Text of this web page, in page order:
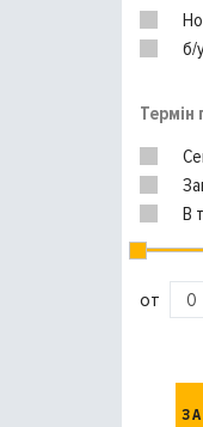
б/
Термін
В
от